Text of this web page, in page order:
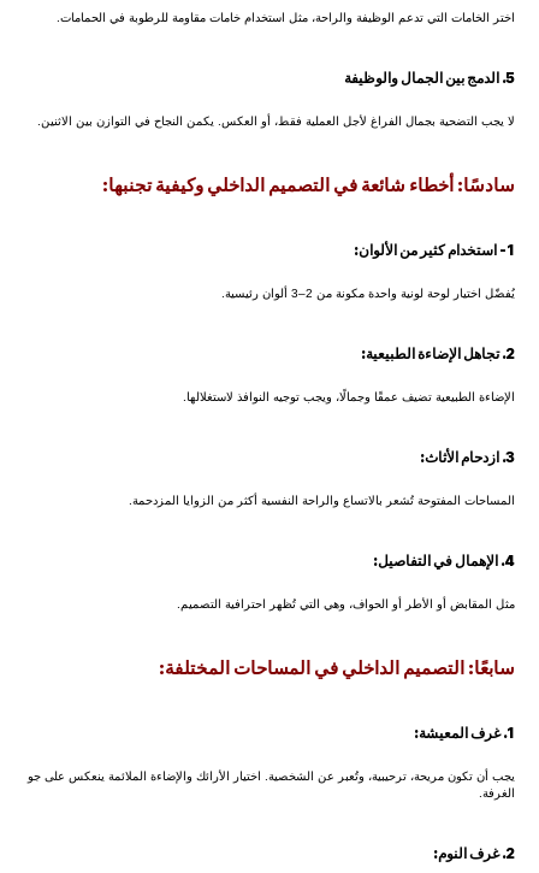
اختر الخامات التي تدعم الوظيفة والراحة، مثل استخدام خامات مقاومة للرطوبة في الحمامات.
5. الدمج بين الجمال والوظيفة
لا يجب التضحية بجمال الفراغ لأجل العملية فقط، أو العكس. يكمن النجاح في التوازن بين الاثنين.
سادسًا: أخطاء شائعة في التصميم الداخلي وكيفية تجنبها:
1- استخدام كثير من الألوان:
يُفضّل اختيار لوحة لونية واحدة مكونة من 2–3 ألوان رئيسية.
2. تجاهل الإضاءة الطبيعية:
الإضاءة الطبيعية تضيف عمقًا وجمالًا، ويجب توجيه النوافذ لاستغلالها.
3. ازدحام الأثاث:
المساحات المفتوحة تُشعر بالاتساع والراحة النفسية أكثر من الزوايا المزدحمة.
4. الإهمال في التفاصيل:
مثل المقابض أو الأطر أو الحواف، وهي التي تُظهر احترافية التصميم.
سابعًا: التصميم الداخلي في المساحات المختلفة:
1. غرف المعيشة:
يجب أن تكون مريحة، ترحيبية، وتُعبر عن الشخصية. اختيار الأرائك والإضاءة الملائمة ينعكس على جو
الغرفة.
2. غرف النوم: